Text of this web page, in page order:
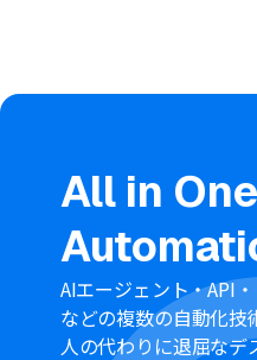
般法人向けプランに加
する可能性があります。
ブラウザを操作するオ
のみご利用いただける
ン・ミニプラン・チー
ーボットのオペレーシ
意ください。
サクセスプランなどの
All in One
AIエージェント・API
などの複数の自動化技
人の代わりに退屈なデ